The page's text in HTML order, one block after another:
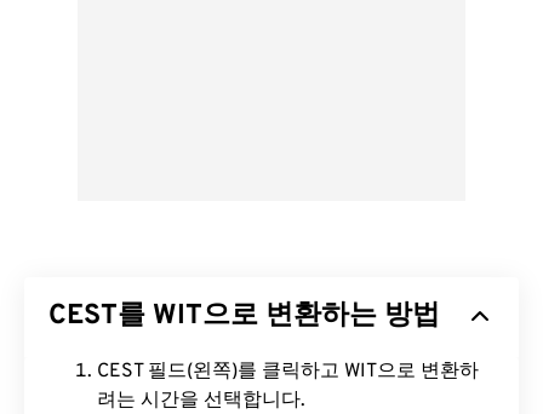
CEST를 WIT으로 변환하는 방법
CEST 필드(왼쪽)를 클릭하고 WIT으로 변환하
려는 시간을 선택합니다.